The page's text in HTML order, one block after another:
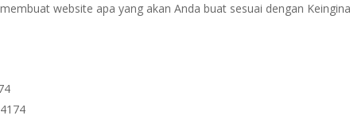
website apa yang akan Anda buat sesuai dengan